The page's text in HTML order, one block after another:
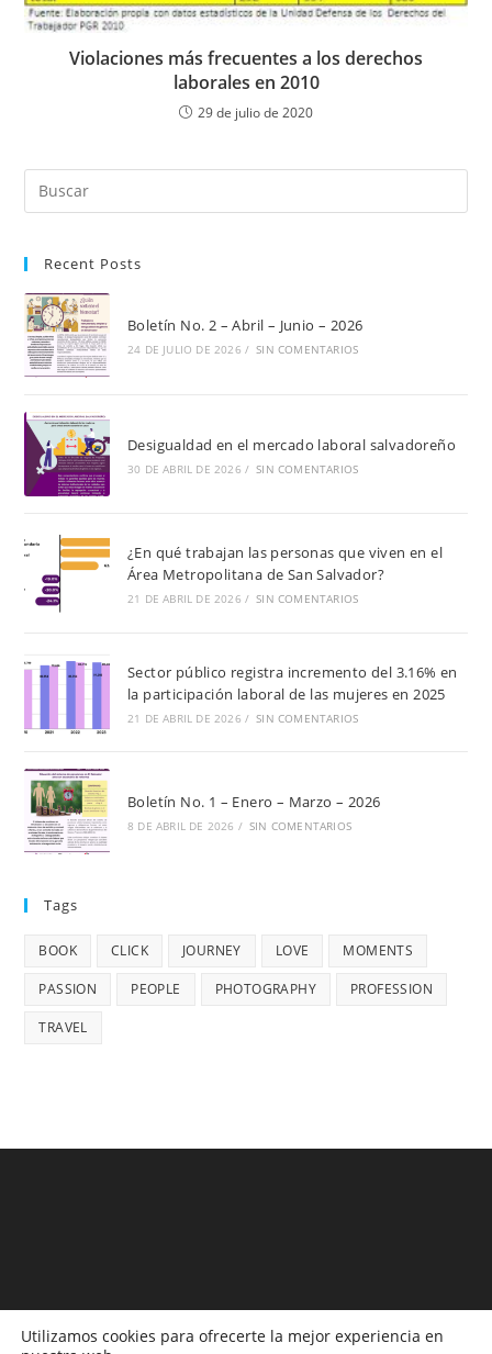
Violaciones más frecuentes a los derechos
laborales en 2010
29 de julio de 2020
Recent Posts
Boletín No. 2 – Abril – Junio – 2026
24 DE JULIO DE 2026 / SIN COMENTARIOS
Desigualdad en el mercado laboral salvadoreño
30 DE ABRIL DE 2026 / SIN COMENTARIOS
¿En qué trabajan las personas que viven en el
Área Metropolitana de San Salvador?
21 DE ABRIL DE 2026 / SIN COMENTARIOS
Sector público registra incremento del 3.16% en
la participación laboral de las mujeres en 2025
21 DE ABRIL DE 2026 / SIN COMENTARIOS
Boletín No. 1 – Enero – Marzo – 2026
8 DE ABRIL DE 2026 / SIN COMENTARIOS
Tags
BOOK CLICK JOURNEY LOVE MOMENTS
PASSION PEOPLE PHOTOGRAPHY PROFESSION
TRAVEL
Utilizamos cookies para ofrecerte la mejor experiencia en